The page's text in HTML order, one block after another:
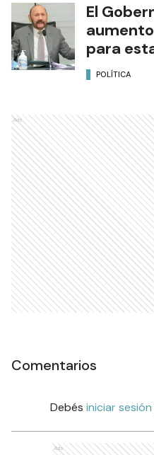
El
para
POLÍTICA
Ads
Comentarios
Debés iniciar sesión
Ads